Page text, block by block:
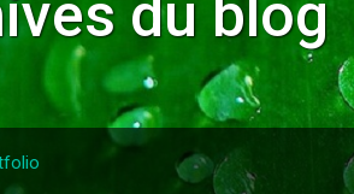
du blog